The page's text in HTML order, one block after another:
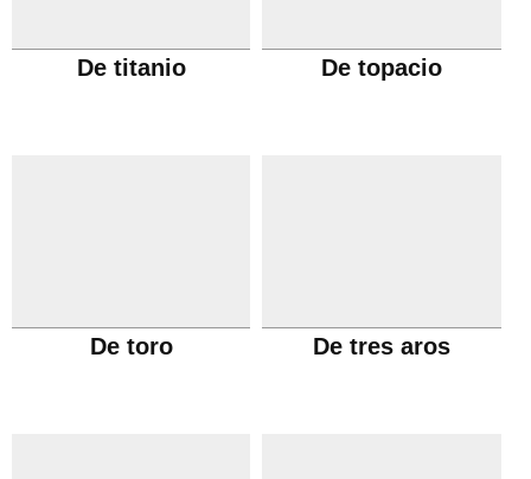
De titanio De topacio
De toro De tres aros